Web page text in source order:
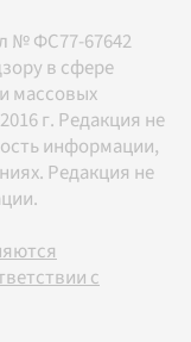
№ ФС77-67642
в сфере
массовых
г. Редакция не
информации,
Редакция не
с